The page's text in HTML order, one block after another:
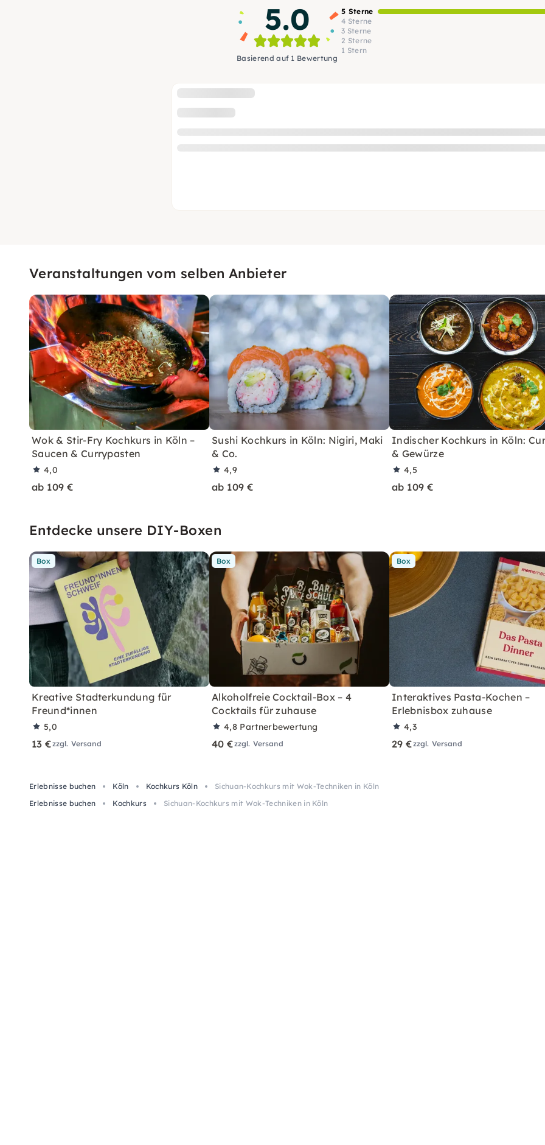
5.0
Basierend auf 1 Bewertung
5 Sterne
4 Sterne
3 Sterne
2 Sterne
1 Stern
Veranstaltungen vom selben Anbieter
Wok & Stir-Fry Kochkurs in Köln –
Saucen & Currypasten
4,0
ab 109 €
Sushi Kochkurs in Köln: Nigiri, Maki
& Co.
4,9
ab 109 €
Indischer Kochkurs in Köln:
& Gewürze
4,5
ab 109 €
Entdecke unsere DIY-Boxen
Box
Kreative Stadterkundung für
Freund*innen
5,0
13 €zzgl. Versand
Box
Alkoholfreie Cocktail-Box – 4
Cocktails für zuhause
4,8 Partnerbewertung
40 €zzgl. Versand
Box
Interaktives Pasta-Kochen –
Erlebnisbox zuhause
4,3
29 €zzgl. Versand
Erlebnisse buchen Köln Kochkurs Köln
Sichuan-Kochkurs mit Wok-Techniken in Köln
Erlebnisse buchen
Kochkurs Sichuan-Kochkurs mit Wok-Techniken in Köln